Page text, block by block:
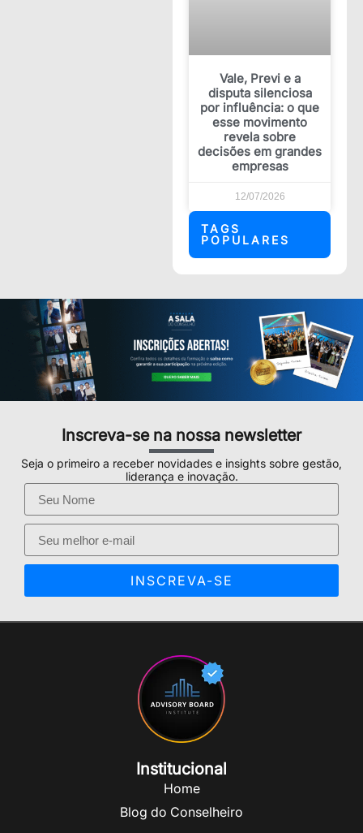
Vale, Previ e a
disputa silenciosa
por influência: o que
esse movimento
revela sobre
decisões em grandes
empresas
12/07/2026
TAGS
POPULARES
Inscreva-se na nossa newsletter
Seja o primeiro a receber novidades e insights sobre gestão,
liderança e inovação.
INSCREVA-SE
Institucional
Home
Blog do Conselheiro